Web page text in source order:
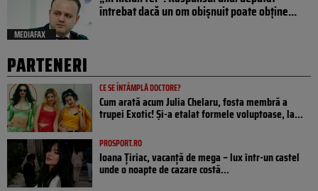
MEDIAFAX
întrebat dacă un om obișnuit poate obține...
PARTENERI
CE SE ÎNTÂMPLĂ DOCTORE?
Cum arată acum Julia Chelaru, fosta membră a
trupei Exotic! Și-a etalat formele voluptoase, la...
PROSPORT.RO
Ioana Țiriac, vacanță de mega – lux într-un castel
unde o noapte de cazare costă...